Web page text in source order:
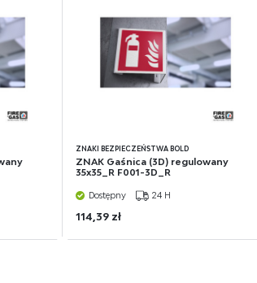
ZNAKI BEZPIECZEŃSTWA BOLD
ZNAK Gaśnica (3D) regulowany
35x35_R F001-3D_R
Dostępny 24 H
114,39 zł